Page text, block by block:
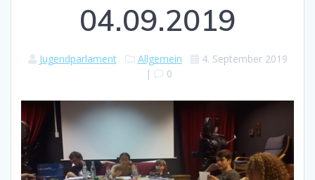
04.09.2019
Jugendparlament Allgemein
4. September 2019
|
0